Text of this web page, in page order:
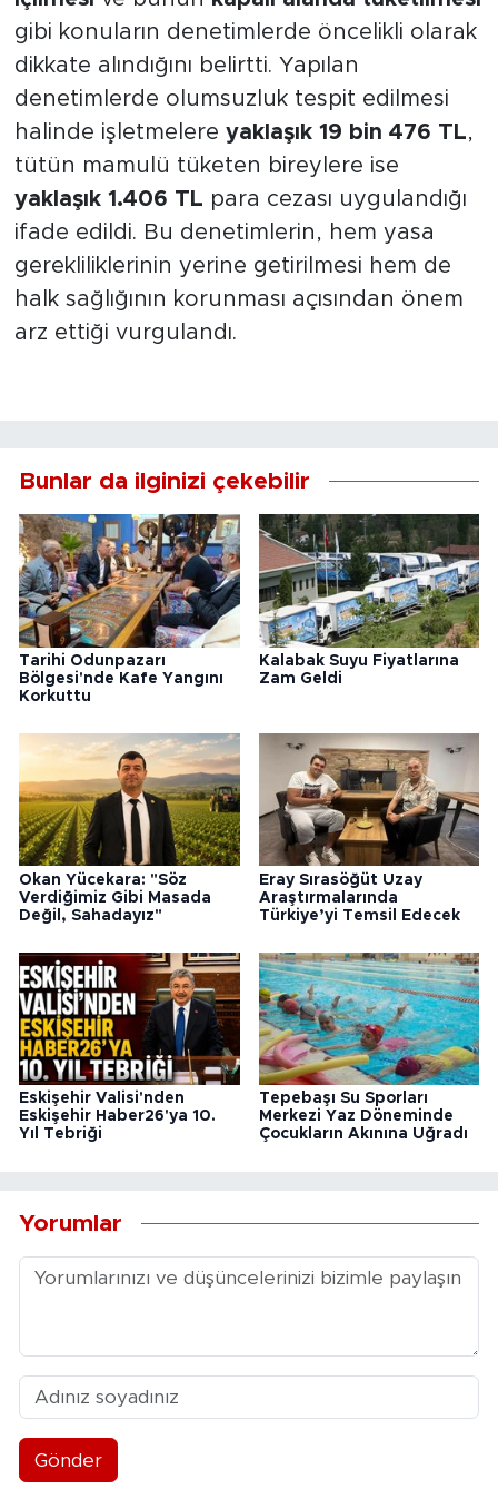
gibi konuların denetimlerde öncelikli olarak
dikkate alındığını belirtti. Yapılan
denetimlerde olumsuzluk tespit edilmesi
halinde işletmelere yaklaşık 19 bin 476 TL,
tütün mamulü tüketen bireylere ise
yaklaşık 1.406 TL para cezası uygulandığı
ifade edildi. Bu denetimlerin, hem yasa
gerekliliklerinin yerine getirilmesi hem de
halk sağlığının korunması açısından önem
arz ettiği vurgulandı.
Bunlar da ilginizi çekebilir
Tarihi Odunpazarı
Bölgesi'nde Kafe Yangını
Korkuttu
Kalabak Suyu Fiyatlarına
Zam Geldi
Okan Yücekara: "Söz
Verdiğimiz Gibi Masada
Değil, Sahadayız"
Eray Sırasöğüt Uzay
Araştırmalarında
Türkiye’yi Temsil Edecek
Eskişehir Valisi'nden
Eskişehir Haber26'ya 10.
Yıl Tebriği
Tepebaşı Su Sporları
Merkezi Yaz Döneminde
Çocukların Akınına Uğradı
Yorumlar
Gönder